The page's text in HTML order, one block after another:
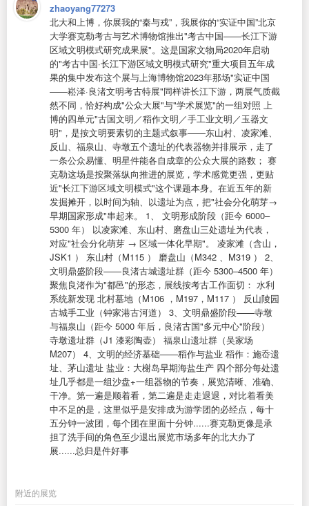
zhaoyang77273
北大和上博，你展我的“秦与戎”，我展你的“实证中国” ​ ​北京
大学赛克勒考古与艺术博物馆推出"考古中国——长江下游
区域文明模式研究成果展"。这是国家文物局2020年启动
的"考古中国·长江下游区域文明模式研究"重大项目五年成
果的集中发布 ​这个展与上海博物馆2023年那场"实证中国
——崧泽·良渚文明考古特展"同样讲长江下游，两展气质截
然不同，恰好构成"公众大展"与"学术展览"的一组对照 上
博的四单元"古国文明／稻作文明／手工业文明／玉器文
明"，是按文明要素切的主题式叙事——东山村、凌家滩、
反山、福泉山、寺墩五个遗址的代表器物并排展示，走了
一条公众易懂、明星件能各自成章的公众大展的路数； 赛
克勒这场是按聚落纵向推进的展览，学术感觉更强，更贴
近"长江下游区域文明模式"这个课题本身​。在近五年的新
发掘摊开，以时间为轴、以遗址为点，把"社会分化萌芽→
早期国家形成"串起来。 1、 文明形成阶段（距今 6000–
5300 年） 以凌家滩、东山村、磨盘山三处遗址为代表，
对应"社会分化萌芽 → 区域一体化早期"。 凌家滩（含山，
JSK1 ） 东山村（M115 ） 磨盘山（M342 、M319 ） 2、
文明鼎盛阶段——良渚古城遗址群（距今 5300–4500 年）
聚焦良渚作为"都邑"的形态，展线按考古工作面切： 水利
系统新发现 北村墓地（M106 ，M197，M117 ） 反山陵园
古城手工业（钟家港古河道） 3、文明鼎盛阶段——寺墩
与福泉山（距今 5000 年后，良渚古国"多元中心"阶段）
寺墩遗址群（J1 漆彩陶壶） 福泉山遗址群（吴家场
M207） 4、​文明的经济基础——稻作与盐业 稻作：施岙遗
址、茅山遗址 盐业：大榭岛早期海盐生产 四个部分​每处遗
址几乎都是一组沙盘+一组器物的节奏，展览清晰、准确、
干净。第一遍是顺着看，第二遍是走走退退，对比着看 ​美
中不足的是，这里似乎是安排成为游学团的必经点，每十
五分钟一波团，每个团在里面十分钟......赛克勒更像是承
担了洗手间的角色 ​ ​至少退出展览市场多年的北大办了
展......总归是件好事
附近的展览